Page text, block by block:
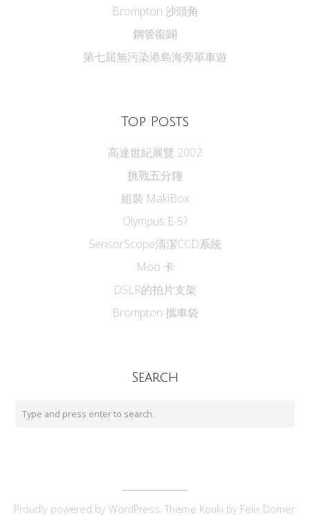
Brompton 沙頭角
鋼管復闢
第七屆無污染港島海旁單車遊
Top Posts
高達世紀展覽 2002
挑戰五分鐘
組裝 MakiBox
Olympus E-5?
SensorScope清潔CCD系統
Moo 卡
DSLR的拍片支架
Brompton 攜車袋
Search
Proudly powered by WordPress. Theme Kouki by Felix Dorner.